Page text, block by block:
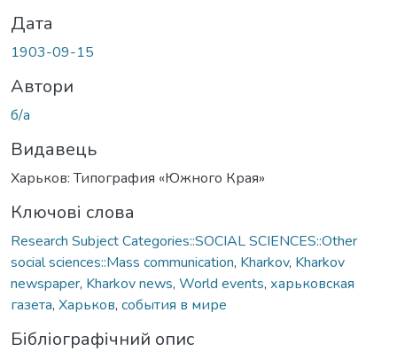
Дата
1903-09-15
Автори
б/а
Видавець
Харьков: Типография «Южного Края»
Ключові слова
Research Subject Categories::SOCIAL SCIENCES::Other
social sciences::Mass communication, Kharkov, Kharkov
newspaper, Kharkov news, World events, харьковская
газета, Харьков, события в мире
Бібліографічний опис